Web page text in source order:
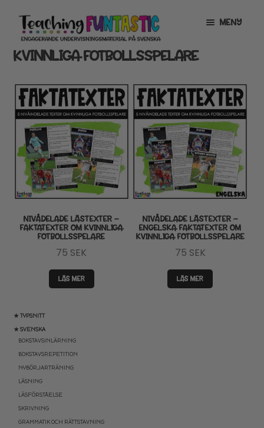
Hoppa
till
navigering
Gå
till
innehåll
MENY
INFO
EXPANDERA
MITT KONTO
GRATISMATERIAL
EXPANDERA
UNDERMENY
BUTIK
LICENSER
EXPANDERA
UNDERMENY
TIPSHÖRNAN
KVINNLIGA FOTBOLLSSPELARE
★ TYPSNITT
★ SVENSKA
BOKSTAVSINLÄRNING
BOKSTAVSREPETITION
NYBÖRJARTRÄNING
LÄSNING
LÄSFÖRSTÅELSE
SKRIVNING
GRAMMATIK OCH RÄTTSTAVNING
NIVÅDELADE LÄSTEXTER –
FAKTATEXTER OM KVINNLIGA
FOTBOLLSSPELARE
75 SEK
LÄS MER
NIVÅDELADE LÄSTEXTER –
ENGELSKA FAKTATEXTER OM
KVINNLIGA FOTBOLLSSPELARE
75 SEK
LÄS MER